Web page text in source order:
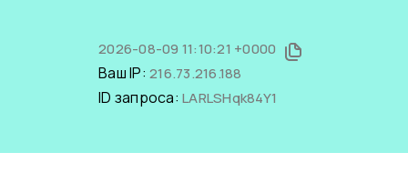
2026-08-09 11:10:21 +0000
Ваш IP: 216.73.216.188
ID запроса: LARLSHqk84Y1